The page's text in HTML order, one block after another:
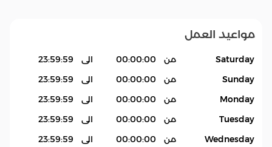
مواعيد العمل
Saturday من 00:00:00 الى
23:59:59
Sunday
من 00:00:00 الى
23:59:59
Monday
من 00:00:00 الى
23:59:59
Tuesday
من 00:00:00 الى
23:59:59
Wednesday
من 00:00:00 الى
23:59:59